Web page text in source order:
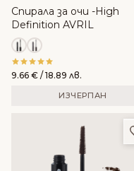
Спирала за очи -High
Definition AVRIL
9.66 € / 18.89 лв.
ИЗЧЕРПАН